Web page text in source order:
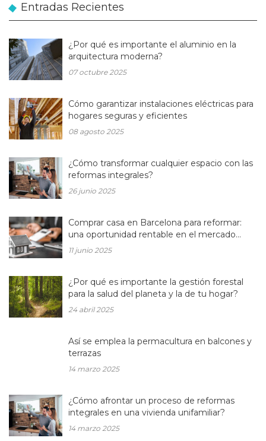
Entradas Recientes
¿Por qué es importante el aluminio en la
arquitectura moderna?
07 octubre 2025
Cómo garantizar instalaciones eléctricas para
hogares seguras y eficientes
08 agosto 2025
¿Cómo transformar cualquier espacio con las
reformas integrales?
26 junio 2025
Comprar casa en Barcelona para reformar:
una oportunidad rentable en el mercado
inmobiliario actual
11 junio 2025
¿Por qué es importante la gestión forestal
para la salud del planeta y la de tu hogar?
24 abril 2025
Así se emplea la permacultura en balcones y
terrazas
14 marzo 2025
¿Cómo afrontar un proceso de reformas
integrales en una vivienda unifamiliar?
14 marzo 2025